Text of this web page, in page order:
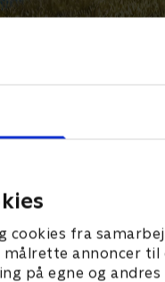
cookies fra
annoncer
på egne og
fjendskab raser